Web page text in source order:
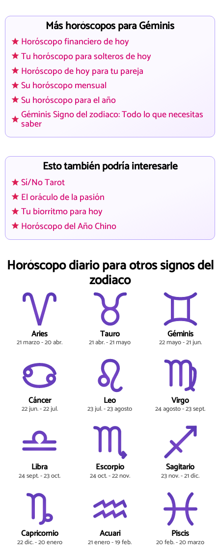
Más horóscopos para Géminis
Horóscopo financiero de hoy
Tu horóscopo para solteros de hoy
Horóscopo de hoy para tu pareja
Su horóscopo mensual
Su horóscopo para el año
Géminis Signo del zodiaco: Todo lo que necesitas
saber
Esto también podría interesarle
Sí/No Tarot
El oráculo de la pasión
Tu biorritmo para hoy
Horóscopo del Año Chino
Horóscopo diario para otros signos del
zodiaco
Aries
21 marzo - 20 abr.
Tauro
21 abr. - 21 mayo
Géminis
22 mayo - 21 jun.
Cáncer
22 jun. - 22 jul.
Leo
23 jul. - 23 agosto
Virgo
24 agosto - 23 sept.
Libra
24 sept. - 23 oct.
Escorpio
24 oct. - 22 nov.
Sagitario
23 nov. - 21 dic.
Capricornio
22 dic. - 20 enero
Acuari
21 enero - 19 feb.
Piscis
20 feb. - 20 marzo